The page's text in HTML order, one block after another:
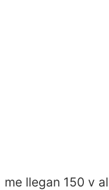
me llegan 150 v